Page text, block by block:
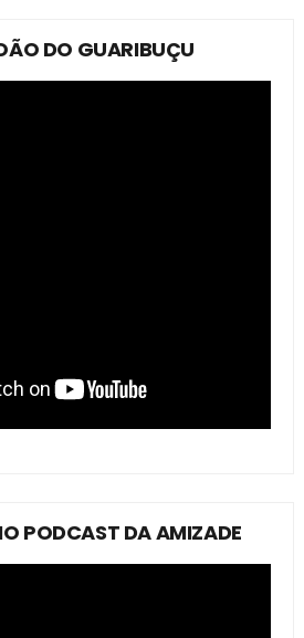
DO GUARIBUÇU
PODCAST DA AMIZADE